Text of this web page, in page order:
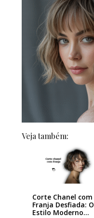
Veja também:
Corte Chanel com
Franja Desfiada: O
Estilo Moderno…